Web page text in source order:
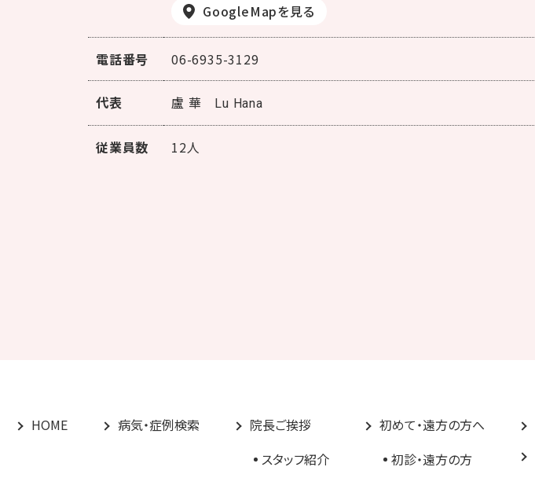
GoogleMapを見る
電話番号 06-6935-3129
代表 盧 華 Lu Hana
従業員数 12人
HOME 病気・症例検索
院長ご挨拶
スタッフ紹介
初めて・遠方の方へ
初診・遠方の方